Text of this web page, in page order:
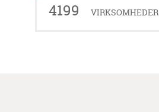
4199 VIRKSOMHEDER